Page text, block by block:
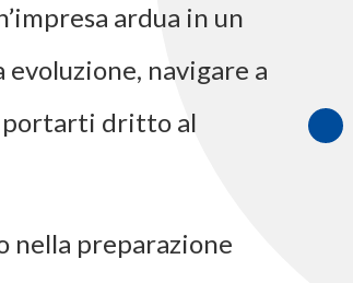
ardua in un
navigare a
portarti dritto al
nella preparazione